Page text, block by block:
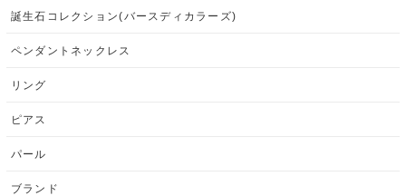
誕生石コレクション(バースディカラーズ)
ペンダントネックレス
リング
ピアス
パール
ブランド